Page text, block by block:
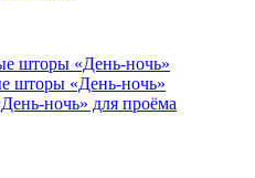
шторы «День-ночь»
шторы «День-ночь»
ночь» для проёма